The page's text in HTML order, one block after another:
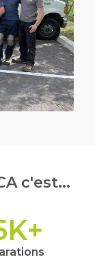
c'est...
K+